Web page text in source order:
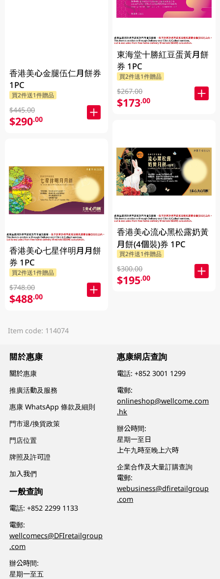
香港美心金腿伍仁月餅券
1PC
買2件送1件贈品
$445.00
$290.00
香港美心七星伴明月月餅
券 1PC
買2件送1件贈品
$748.00
$488.00
東海堂十勝紅豆蛋黃月餅
券 1PC
買2件送1件贈品
$267.00
$173.00
香港美心流心黑松露奶黃
月餅(4個裝)券 1PC
買2件送1件贈品
$300.00
$195.00
Item code: 114074
關於惠康
關於惠康
推廣活動及服務
惠康 WhatsApp 條款及細則
門市退/換貨政策
門店位置
牌照及許可證
加入我們
一般查詢
電話:+852 2299 1133
電郵:
wellcomecs@DFIretailgroup
.com
辦公時間:
星期一至五
惠康網店查詢
電話:+852 3001 1299
電郵:
onlineshop@wellcome.com
.hk
辦公時間:
星期一至日
上午九時至晚上六時
企業合作及大量訂購查詢
電郵:
webusiness@dfiretailgroup
.com